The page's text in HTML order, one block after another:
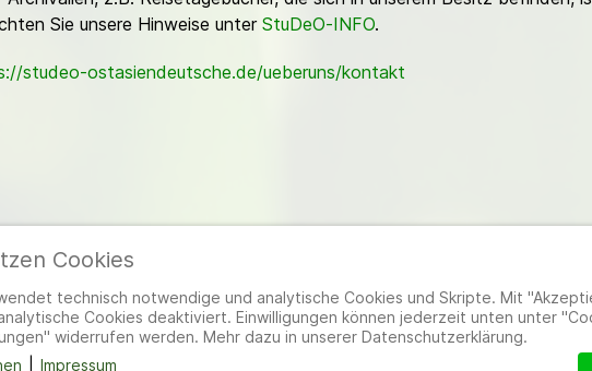
Sie unsere Hinweise unter StuDeO-INFO.
studeo-ostasiendeutsche.de/ueberuns/kontakt
Mitglieder
Cookies
technisch notwendige und analytische Cookies und Skripte. Mit
Cookies deaktiviert. Einwilligungen können jederzeit unten unter
widerrufen werden. Mehr dazu in unserer Datenschutzerklärung.
Impressum